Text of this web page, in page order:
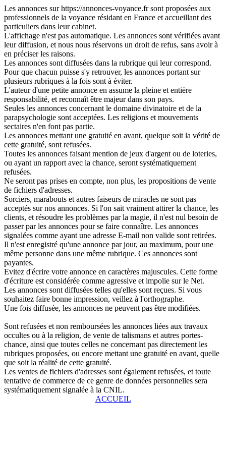
Les annonces sur https://annonces-voyance.fr sont proposées aux
professionnels de la voyance résidant en France et accueillant des
particuliers dans leur cabinet.
L'affichage n'est pas automatique. Les annonces sont vérifiées avant
leur diffusion, et nous nous réservons un droit de refus, sans avoir à
en préciser les raisons.
Les annonces sont diffusées dans la rubrique qui leur correspond.
Pour que chacun puisse s'y retrouver, les annonces portant sur
plusieurs rubriques à la fois sont à éviter.
L'auteur d'une petite annonce en assume la pleine et entière
responsabilité, et reconnaît être majeur dans son pays.
Seules les annonces concernant le domaine divinatoire et de la
parapsychologie sont acceptées. Les religions et mouvements
sectaires n'en font pas partie.
Les annonces mettant une gratuité en avant, quelque soit la vérité de
cette gratuité, sont refusées.
Toutes les annonces faisant mention de jeux d'argent ou de loteries,
ou ayant un rapport avec la chance, seront systématiquement
refusées.
Ne seront pas prises en compte, non plus, les propositions de vente
de fichiers d'adresses.
Sorciers, marabouts et autres faiseurs de miracles ne sont pas
acceptés sur nos annonces. Si l'on sait vraiment attirer la chance, les
clients, et résoudre les problèmes par la magie, il n'est nul besoin de
passer par les annonces pour se faire connaître. Les annonces
signalées comme ayant une adresse E-mail non valide sont retirées.
Il n'est enregistré qu'une annonce par jour, au maximum, pour une
même personne dans une même rubrique. Ces annonces sont
payantes.
Evitez d'écrire votre annonce en caractères majuscules. Cette forme
d'écriture est considérée comme agressive et impolie sur le Net.
Les annonces sont diffusées telles qu'elles sont reçues. Si vous
souhaitez faire bonne impression, veillez à l'orthographe.
Une fois diffusée, les annonces ne peuvent pas être modifiées.
Sont refusées et non remboursées les annonces liées aux travaux
occultes ou à la religion, de vente de talismans et autres portes-
chance, ainsi que toutes celles ne concernant pas directement les
rubriques proposées, ou encore mettant une gratuité en avant, quelle
que soit la réalité de cette gratuité.
Les ventes de fichiers d'adresses sont également refusées, et toute
tentative de commerce de ce genre de données personnelles sera
systématiquement signalée à la CNIL.
ACCUEIL